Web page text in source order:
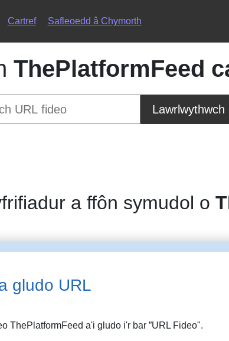
Cartref Safleoedd â Chymorth
ThePlatformFeed
Lawrlwythwch
a ffôn symudol o
gludo URL
ThePlatformFeed a'i gludo i'r bar ”URL Fideo".